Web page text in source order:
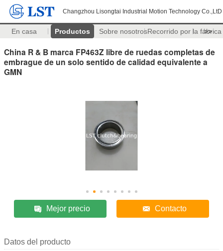
Changzhou Lisongtai Industrial Motion Technology Co.,LtD
En casa Productos Sobre nosotrosRecorrido por la fábrica
>>
China R & B marca FP463Z libre de ruedas completas de
embrague de un solo sentido de calidad equivalente a
GMN
Mejor precio Contacto
Datos del producto